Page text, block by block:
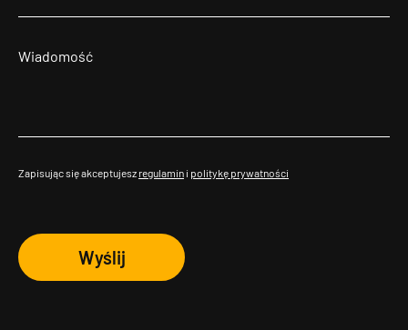
Zapisując się akceptujesz regulamin i politykę prywatności
Wyślij